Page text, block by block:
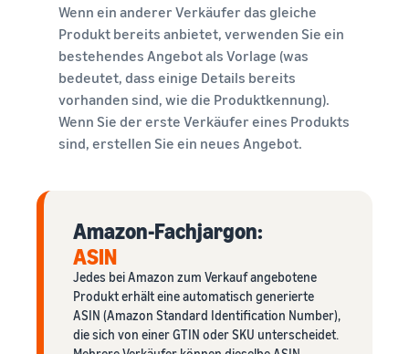
Wenn ein anderer Verkäufer das gleiche
Produkt bereits anbietet, verwenden Sie ein
bestehendes Angebot als Vorlage (was
bedeutet, dass einige Details bereits
vorhanden sind, wie die Produktkennung).
Wenn Sie der erste Verkäufer eines Produkts
sind, erstellen Sie ein neues Angebot.
Amazon-Fachjargon:
ASIN
Jedes bei Amazon zum Verkauf angebotene
Produkt erhält eine automatisch generierte
ASIN (Amazon Standard Identification Number),
die sich von einer GTIN oder SKU unterscheidet.